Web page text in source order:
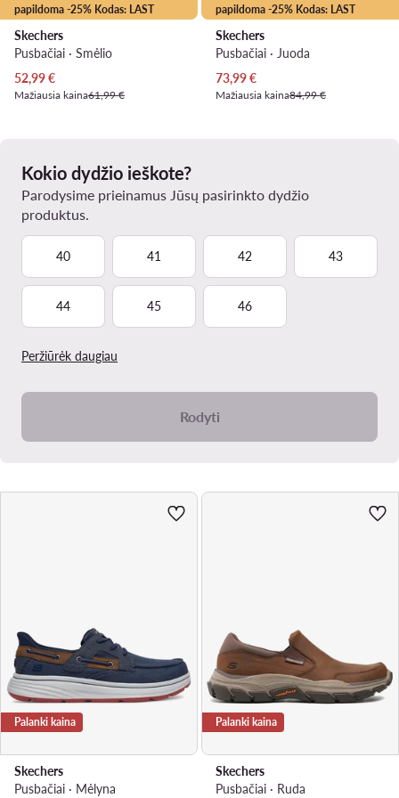
papildoma -25% Kodas: LAST
Skechers
Pusbačiai · Smėlio
Dabartinė kaina
52,99€
Mažiausia kaina61,99 €
papildoma -25% Kodas: LAST
Skechers
Pusbačiai · Juoda
Dabartinė kaina
73,99€
Mažiausia kaina84,99 €
Kokio dydžio ieškote?
Parodysime prieinamus Jūsų pasirinkto dydžio
produktus.
40 41 42 43
44 45 46
Peržiūrėk daugiau
Rodyti
Palanki kaina
Skechers
Pusbačiai · Mėlyna
Palanki kaina
Skechers
Pusbačiai · Ruda